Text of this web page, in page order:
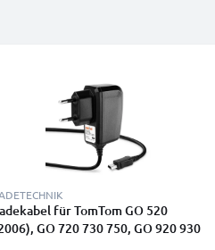
für TomTom GO 520
GO 720 730 750, GO 920 930